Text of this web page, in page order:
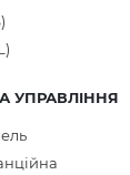
УПРАВЛІННЯ